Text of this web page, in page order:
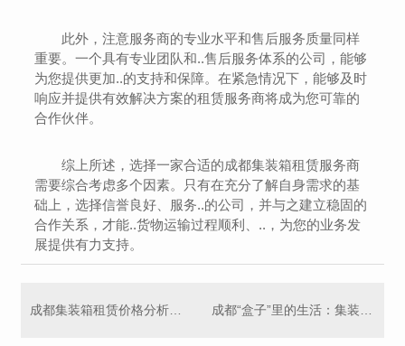
此外，注意服务商的专业水平和售后服务质量同样
重要。一个具有专业团队和..售后服务体系的公司，能够
为您提供更加..的支持和保障。在紧急情况下，能够及时
响应并提供有效解决方案的租赁服务商将成为您可靠的
合作伙伴。
综上所述，选择一家合适的成都集装箱租赁服务商
需要综合考虑多个因素。只有在充分了解自身需求的基
础上，选择信誉良好、服务..的公司，并与之建立稳固的
合作关系，才能..货物运输过程顺利、..，为您的业务发
展提供有力支持。